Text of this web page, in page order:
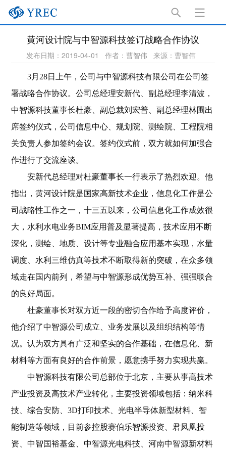
黄河设计院与中智源科技签订战略合作协议
发布日期：2019-04-01 作者：曹智伟 来源：曹智伟
3月 28日
上午，公司与中智源科技有限公司在公司签
署战略合作协议。公司总经理安新代、副总经理李清波，
中智源科技董事长杜豪、副总裁刘宏普、副总经理林圃出
席签约仪式，公司信息中心、规划院、测绘院、工程院相
关负责人参加签约会议。签约仪式前，双方就如何加强合
作进行了交流座谈。
安新代总经理对杜豪董事长一行表示了热烈欢迎。他
指出，黄河设计院是国家高新技术企业，信息化工作是公
司战略性工作之一，十三五以来，公司信息化工作成效很
大，水利水电业务BIM应用普及显著提高，技术应用不断
深化，测绘、地质、设计等专业融合应用基本实现，水量
调度、水利三维仿真等技术不断取得新的突破，在众多领
域走在国内前列，希望与中智源形成优势互补、强强联合
的良好局面。
杜豪董事长对双方近一段的密切合作给予高度评价，
他介绍了中智源公司成立、业务发展以及组织结构等情
况。认为双方具有广泛和坚实的合作基础，在信息化、新
材料等方面有良好的合作前景，愿意携手努力实现共赢。
中智源科技有限公司总部位于北京，主要从事高技术
产业投资及高技术产业转化，主要投资领域包括：纳米科
技、综合安防、3D打印技术、光电半导体新型材料、智
能制造等领域，目前参控股赛伯乐智源投资、君凤凰投
资、中智国裕基金、中智源光电科技、河南中智源新材料